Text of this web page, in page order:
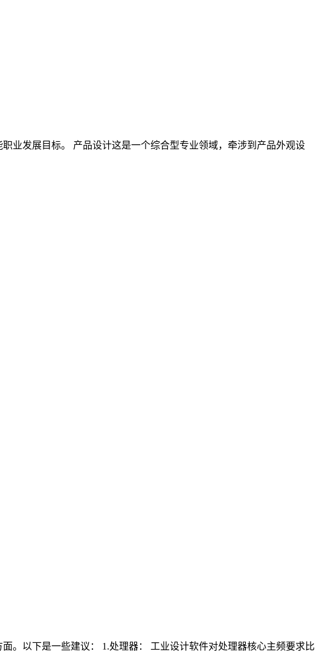
业发展目标。 产品设计这是一个综合型专业领域，牵涉到产品外观设
。以下是一些建议： 1.处理器： 工业设计软件对处理器核心主频要求比